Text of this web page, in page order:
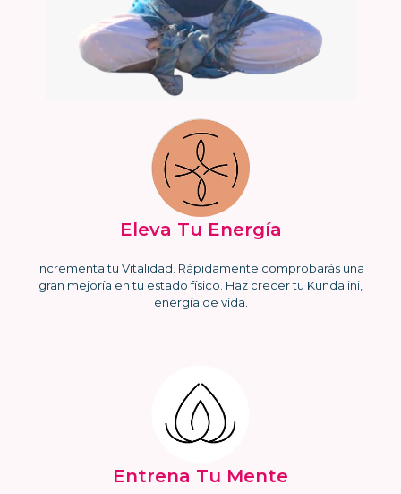
Eleva Tu Energía
Incrementa tu Vitalidad. Rápidamente comprobarás una
gran mejoría en tu estado físico. Haz crecer tu Kundalini,
energía de vida.
Entrena Tu Mente